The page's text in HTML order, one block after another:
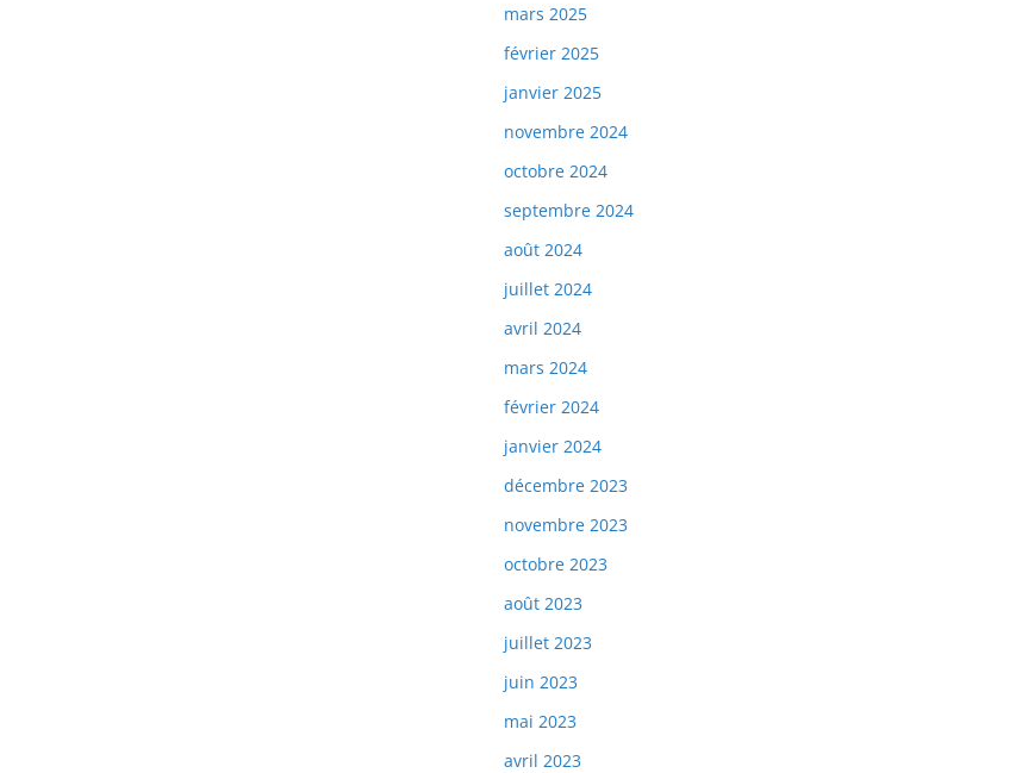
mars 2025
février 2025
janvier 2025
novembre 2024
octobre 2024
septembre 2024
août 2024
juillet 2024
avril 2024
mars 2024
février 2024
janvier 2024
décembre 2023
novembre 2023
octobre 2023
août 2023
juillet 2023
juin 2023
mai 2023
avril 2023